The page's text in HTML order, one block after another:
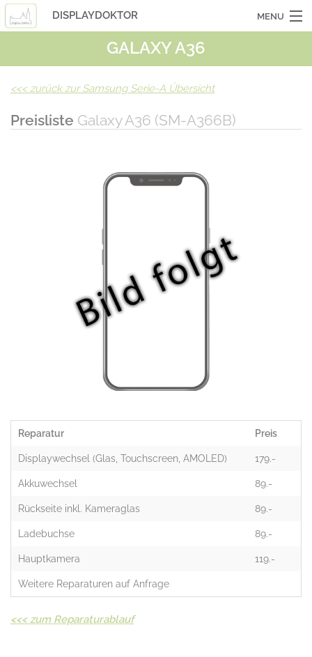
DISPLAYDOKTOR MENU
GALAXY A36
<<<zurück zur Samsung Serie-A Übersicht
Preisliste Galaxy A36 (SM-A366B)
Reparatur Preis
Displaywechsel (Glas, Touchscreen, AMOLED) 179.-
Akkuwechsel 89.-
Rückseite inkl. Kameraglas 89.-
Ladebuchse 89.-
Hauptkamera 119.-
Weitere Reparaturen auf Anfrage
<<< zum Reparaturablauf